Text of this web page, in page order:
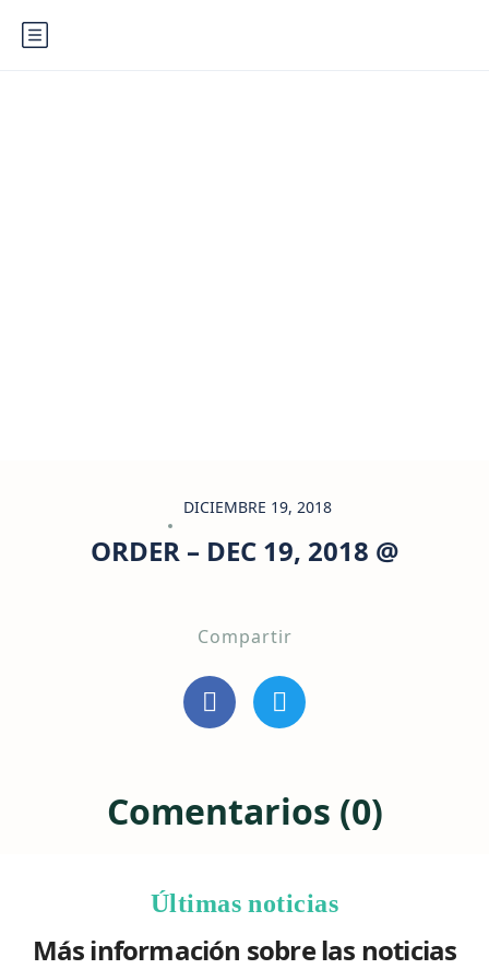
DICIEMBRE 19, 2018
ORDER – DEC 19, 2018 @
Compartir
Comentarios (0)
Últimas noticias
Más información sobre las noticias